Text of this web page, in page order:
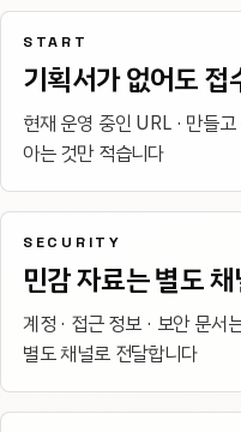
START
기획서가 없어도 접
현재 운영 중인 URL · 만들
아는 것만 적습니다
SECURITY
민감 자료는 별도 채
계정 · 접근 정보 · 보안 문서
별도 채널로 전달합니다